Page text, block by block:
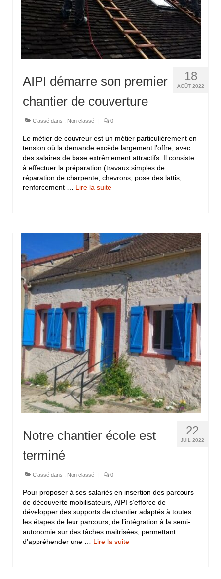
18
AOÛT 2022
AIPI démarre son premier
chantier de couverture
Classé dans : Non classé | 0
Le métier de couvreur est un métier particulièrement en
tension où la demande excède largement l’offre, avec
des salaires de base extrêmement attractifs. Il consiste
à effectuer la préparation (travaux simples de
réparation de charpente, chevrons, pose des lattis,
renforcement … Lire la suite­­
22
JUIL 2022
Notre chantier école est
terminé
Classé dans : Non classé | 0
Pour proposer à ses salariés en insertion des parcours
de découverte mobilisateurs, AIPI s’efforce de
développer des supports de chantier adaptés à toutes
les étapes de leur parcours, de l’intégration à la semi-
autonomie sur des tâches maitrisées, permettant
d’appréhender une … Lire la suite­­